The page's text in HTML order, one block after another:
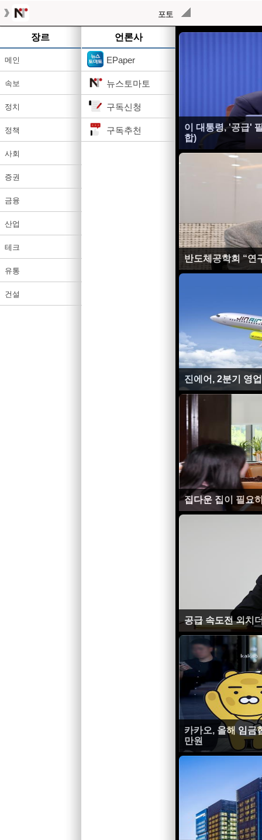
포토
장르
메인
속보
정치
정책
사회
증권
금융
산업
테크
유통
건설
언론사
EPaper
뉴스토마토
구독신청
구독추천
이 대통령, '공급'
합)
반도체공학회 “연
진에어, 2분기 영
집다운 집이 필요
공급 속도전 외치
카카오, 올해 임금
만원